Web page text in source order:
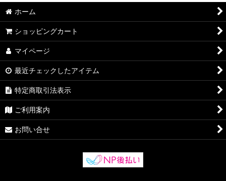
ホーム
ショッピングカート
マイページ
最近チェックしたアイテム
特定商取引法表示
ご利用案内
お問い合せ